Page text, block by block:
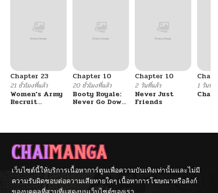
Chapter 23
21 ชั่วโมงที่แล้ว
Women’s Army
Recruit
Chapter 10
20 ชั่วโมงที่แล้ว
Booty Royale:
Never Go Down
Chapter 10
2 วันที่แล้ว
Never Just
Friends
1 วันที่แ
เว็บไซต์นี้ให้บริการเนื้อหาการ์ตูนเพื่อความบันเทิงเท่านั้นและไม่มี
ความรับผิดชอบต่อความเสียหายใดๆ เนื้อหาการโฆษณาหรือลิงก์